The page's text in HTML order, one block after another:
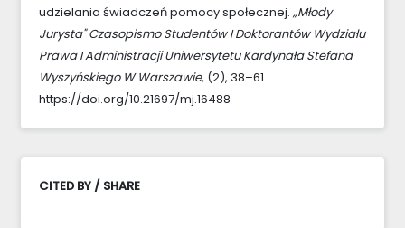
udzielania świadczeń pomocy społecznej. „Młody
Jurysta" Czasopismo Studentów I Doktorantów Wydziału
Prawa I Administracji Uniwersytetu Kardynała Stefana
Wyszyńskiego W Warszawie, (2), 38–61.
https://doi.org/10.21697/mj.16488
CITED BY / SHARE